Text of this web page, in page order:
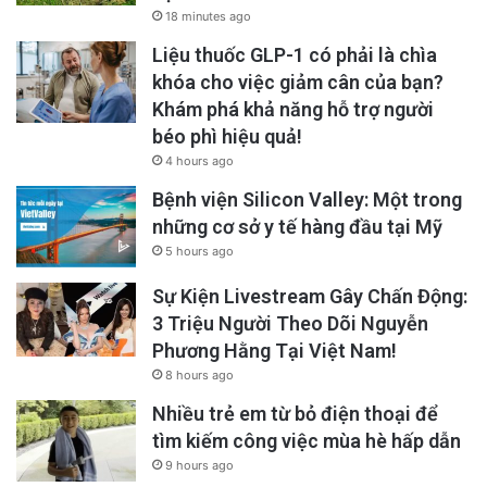
Many Vietnamese migrants have also
attempted to enter the U.S. in recent years by
trekking overland to reach the Mexico-U.S.
18 minutes ago
Liệu thuốc GLP-1 có phải là chìa
khóa cho việc giảm cân của bạn?
Khám phá khả năng hỗ trợ người
béo phì hiệu quả!
4 hours ago
Bệnh viện Silicon Valley: Một trong
những cơ sở y tế hàng đầu tại Mỹ
5 hours ago
Sự Kiện Livestream Gây Chấn Động:
3 Triệu Người Theo Dõi Nguyễn
Phương Hằng Tại Việt Nam!
8 hours ago
Nhiều trẻ em từ bỏ điện thoại để
tìm kiếm công việc mùa hè hấp dẫn
9 hours ago